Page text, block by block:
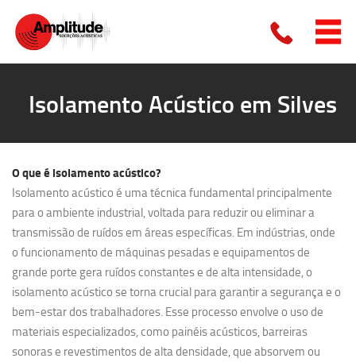
Isolamento Acústico em Silves
O que é isolamento acústico?
Isolamento acústico é uma técnica fundamental principalmente
para o ambiente industrial, voltada para reduzir ou eliminar a
transmissão de ruídos em áreas específicas. Em indústrias, onde
o funcionamento de máquinas pesadas e equipamentos de
grande porte gera ruídos constantes e de alta intensidade, o
isolamento acústico se torna crucial para garantir a segurança e o
bem-estar dos trabalhadores. Esse processo envolve o uso de
materiais especializados, como painéis acústicos, barreiras
sonoras e revestimentos de alta densidade, que absorvem ou